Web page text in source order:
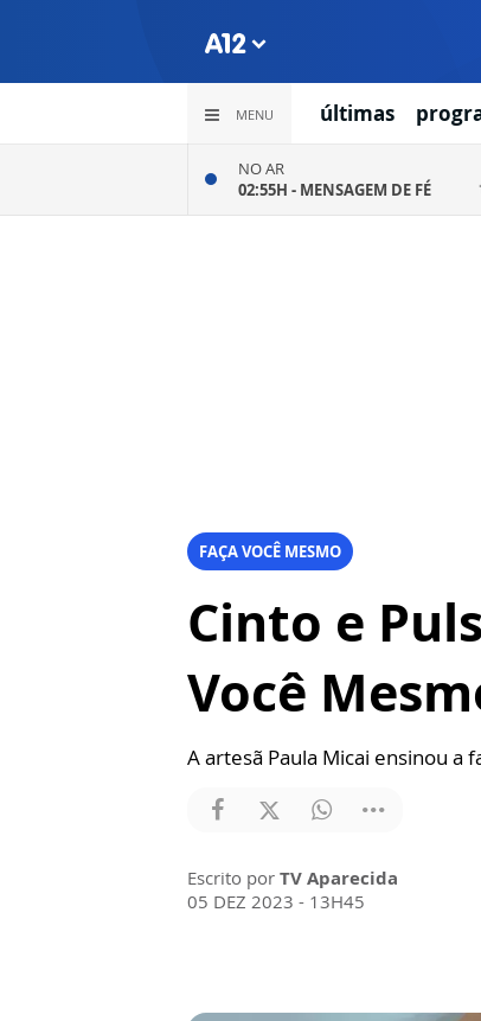
MENU últimas
NO AR
02:55H - MENSAGEM DE FÉ
FAÇA VOCÊ MESMO
Cinto e
Você
A artesã Paula Micai ensinou a
Escrito por TV Aparecida
05 DEZ 2023 - 13H45